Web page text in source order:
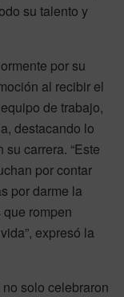
su talento y
por su
al recibir el
de trabajo,
destacando lo
carrera. “Este
por contar
por darme la
rompen
expresó la
solo celebraron